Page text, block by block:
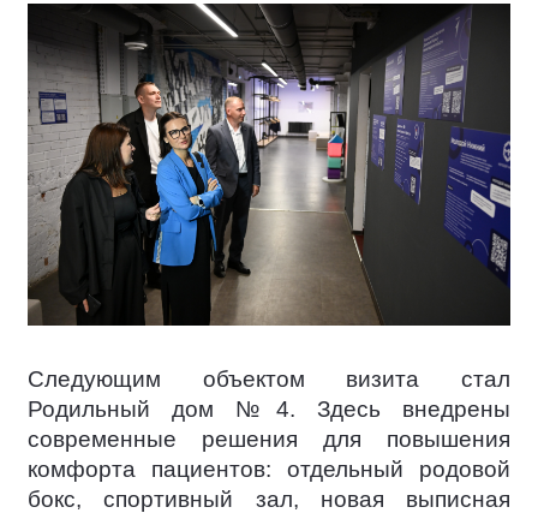
Следующим объектом визита стал
Родильный дом №4. Здесь внедрены
современные решения для повышения
комфорта пациентов: отдельный родовой
бокс, спортивный зал, новая выписная